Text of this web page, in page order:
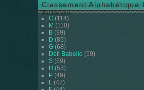
Classement Alphabétique
Auteurs
C (114)
M (110)
B (99)
D (85)
G (68)
Défi Babelio (59)
S (59)
H (53)
P (49)
L (47)